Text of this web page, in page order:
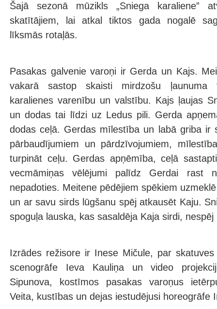
Šajā sezonā mūzikls „Sniega karaliene”
skatītājiem, lai atkal tiktos gada nogalē
līksmās rotaļās.
Pasakas galvenie varoņi ir Gerda un Kajs.
vakarā sastop skaisti mirdzošu ļaunuma
karalienes varenību un valstību. Kajs ļaujas
un dodas tai līdzi uz Ledus pili. Gerda
dodas ceļā. Gerdas mīlestība un labā griba ir
pārbaudījumiem un pārdzīvojumiem,
turpināt ceļu. Gerdas apņēmība, ceļā
vecmāmiņas vēlējumi palīdz Gerdai rast
nepadoties. Meitene pēdējiem spēkiem
un ar savu sirds lūgšanu spēj atkausēt Kaju.
spoguļa lauska, kas sasaldēja Kaja sirdi,
Izrādes režisore ir Inese Mičule, par skatuves
scenogrāfe Ieva Kauliņa un video
Sipunova, kostīmos pasakas varoņus
Veita, kustības un dejas iestudējusi horeogrāfe